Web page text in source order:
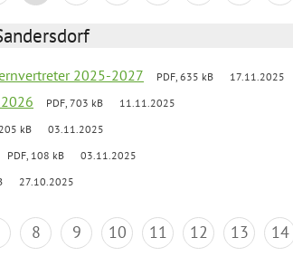
2025-2027 PDF, 635 kB 17.11.2025
PDF, 703 kB 11.11.2025
kB 03.11.2025
PDF, 108 kB 03.11.2025
27.10.2025
8 9 10 11 12 13 14